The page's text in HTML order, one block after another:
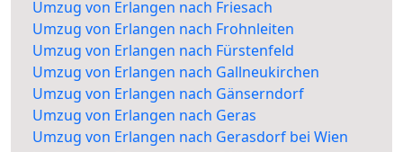
Umzug von Erlangen nach Friesach
Umzug von Erlangen nach Frohnleiten
Umzug von Erlangen nach Fürstenfeld
Umzug von Erlangen nach Gallneukirchen
Umzug von Erlangen nach Gänserndorf
Umzug von Erlangen nach Geras
Umzug von Erlangen nach Gerasdorf bei Wien